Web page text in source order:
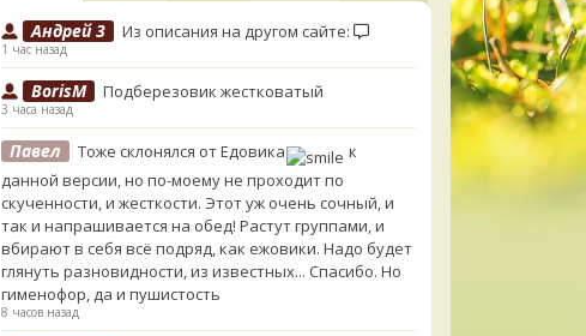
Андрей 3 Из описания на другом сайте:
1 час назад
BorisM Подберезовик жестковатый
3 часа назад
Павел Тоже склонялся от Едовика
к
данной версии, но по-моему не проходит по
скученности, и жесткости. Этот уж очень сочный, и
так и напрашивается на обед! Растут группами, и
вбирают в себя всё подряд, как ежовики. Надо будет
глянуть разновидности, из известных... Спасибо. Но
гименофор, да и пушистость
8 часов назад